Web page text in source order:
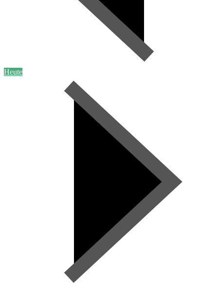
Heute